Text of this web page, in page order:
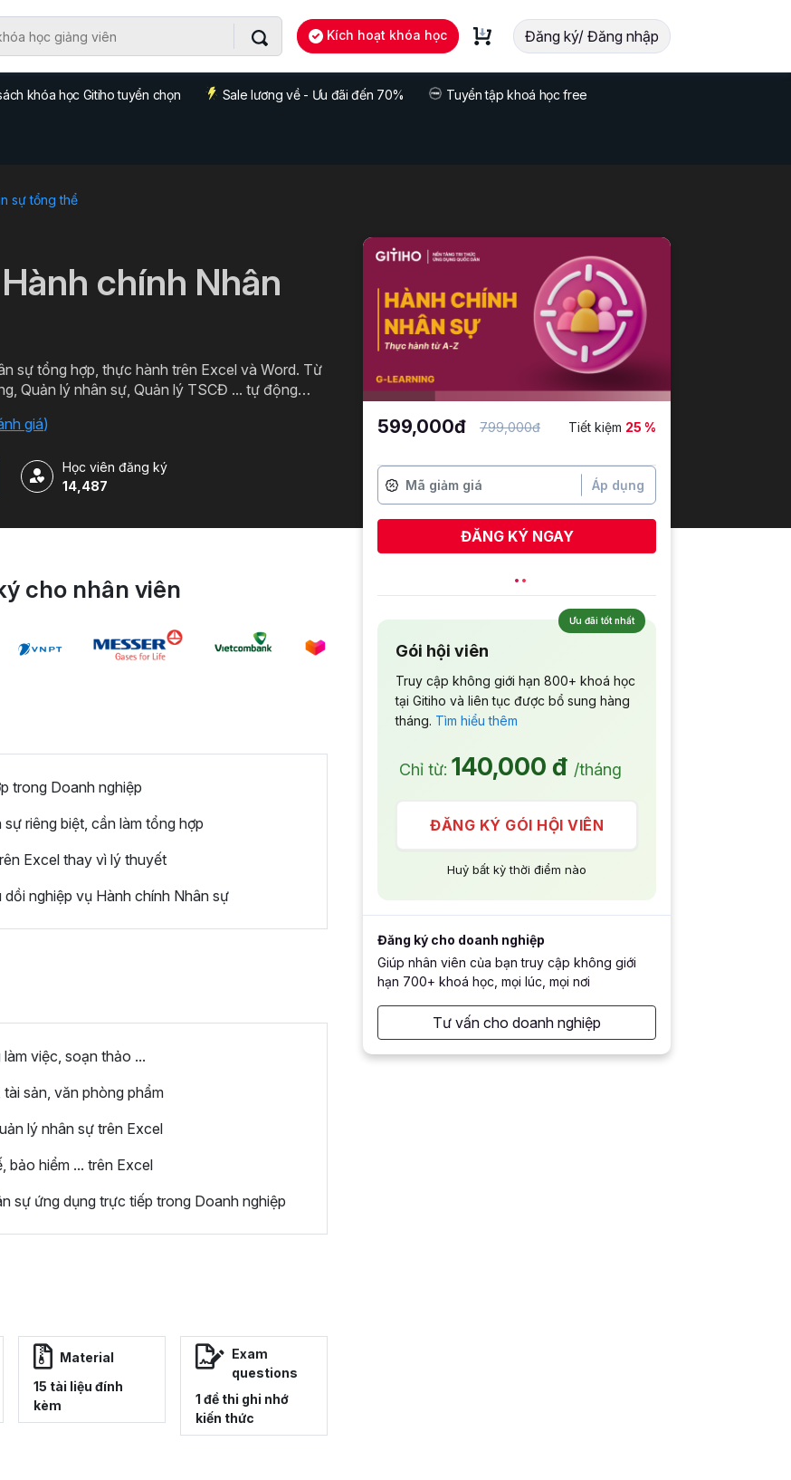
Kích hoạt khóa học Đăng ký/ Đăng nhập
khóa học Gitiho tuyển chọn Sale lương về - Ưu đãi đến 70% Tuyển tập khoá học free
sự tổng thể
chính Nhân
sự tổng hợp, thực hành trên Excel và Word. Từ
Quản lý nhân sự, Quản lý TSCĐ ... tự động
giá)
Học viên đăng ký
14,487
cho nhân viên
trong Doanh nghiệp
riêng biệt, cần làm tổng hợp
Excel thay vì lý thuyết
nghiệp vụ Hành chính Nhân sự
việc, soạn thảo ...
sản, văn phòng phẩm
lý nhân sự trên Excel
bảo hiểm ... trên Excel
sự ứng dụng trực tiếp trong Doanh nghiệp
Material
15 tài liệu đính
kèm
Exam
questions
1 đề thi ghi nhớ
kiến thức
599,000đ 799,000đ Tiết kiệm 25 %
Áp dụng
ĐĂNG KÝ NGAY
Ưu đãi tốt nhất
Gói hội viên
Truy cập không giới hạn 800+ khoá học
tại Gitiho và liên tục được bổ sung hàng
tháng. Tìm hiểu thêm
Chỉ từ: 140,000 đ /tháng
ĐĂNG KÝ GÓI HỘI VIÊN
Huỷ bất kỳ thời điểm nào
Đăng ký cho doanh nghiệp
Giúp nhân viên của bạn truy cập không giới
hạn 700+ khoá học, mọi lúc, mọi nơi
Tư vấn cho doanh nghiệp